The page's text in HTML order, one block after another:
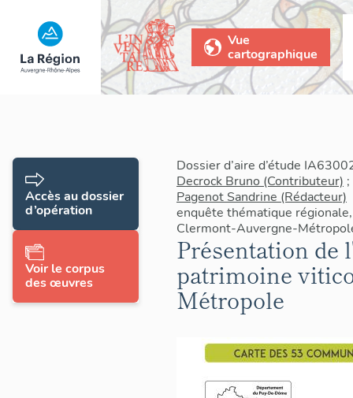
Vue
cartographique
Dossier d’aire d’étude
Decrock Bruno (Contributeur) ;
Pagenot Sandrine (Rédacteur)
enquête thématique
Clermont-Auvergne-
Présentation de
patrimoine
Métropole
Accès au dossier
d’opération
Voir le corpus
des œuvres